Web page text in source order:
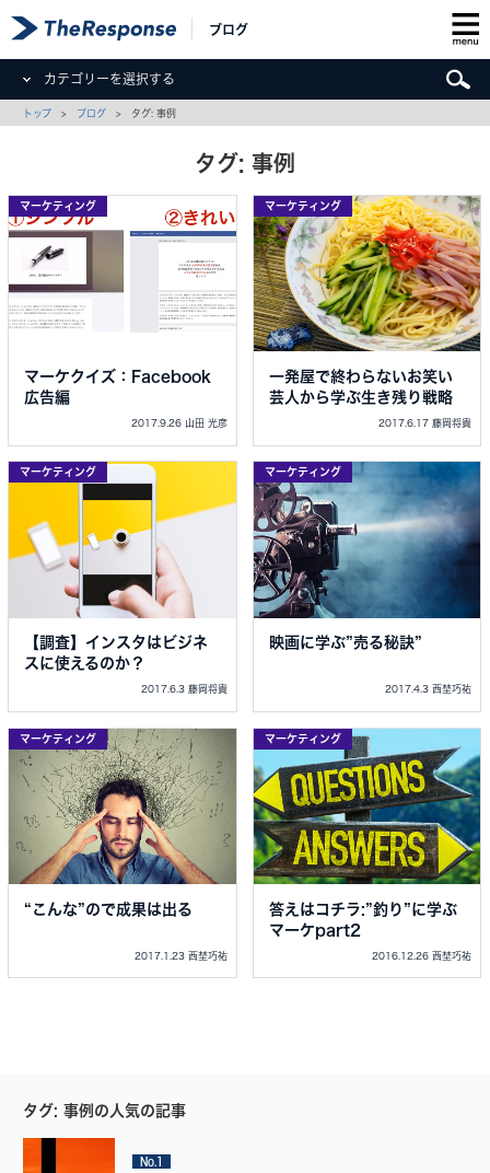
ブログ
カテゴリーを選択する
トップ > ブログ > タグ: 事例
タグ: 事例
マーケティング
マーケクイズ：Facebook
広告編
2017.9.26 山田 光彦
マーケティング
一発屋で終わらないお笑い
芸人から学ぶ生き残り戦略
2017.6.17 藤岡将貴
マーケティング
【調査】インスタはビジネ
スに使えるのか？
2017.6.3 藤岡将貴
マーケティング
映画に学ぶ”売る秘訣”
2017.4.3 西埜巧祐
マーケティング
“こんな”ので成果は出る
2017.1.23 西埜巧祐
マーケティング
答えはコチラ:”釣り”に学ぶ
マーケpart2
2016.12.26 西埜巧祐
タグ: 事例の人気の記事
No.1